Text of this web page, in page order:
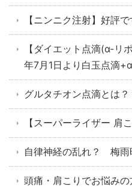
【ニンニク注射】好評で
【ダイエット点滴(α-
年7月1日より白玉点滴
グルタチオン点滴とは？
【スーパーライザー 肩
自律神経の乱れ？ 梅雨
頭痛・肩こりでお悩みの